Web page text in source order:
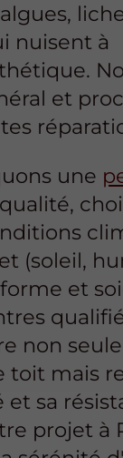
nuisent à
et
une
(soleil,
et
non
toit mais
et sa
projet à